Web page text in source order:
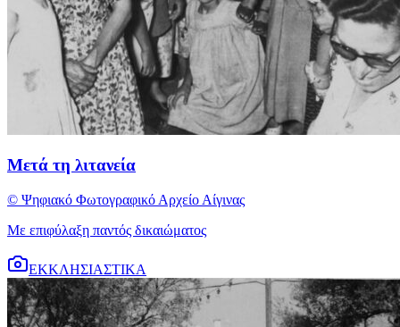
Μετά τη λιτανεία
© Ψηφιακό Φωτογραφικό Αρχείο Αίγινας
Με επιφύλαξη παντός δικαιώματος
ΕΚΚΛΗΣΙΑΣΤΙΚΑ